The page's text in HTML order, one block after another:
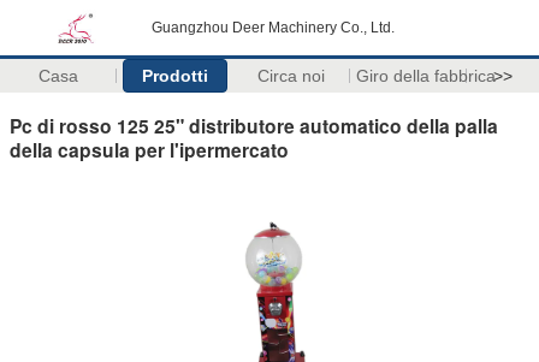
Guangzhou Deer Machinery Co., Ltd.
Casa Prodotti Circa noi Giro della fabbrica>>
Pc di rosso 125 25" distributore automatico della palla
della capsula per l'ipermercato